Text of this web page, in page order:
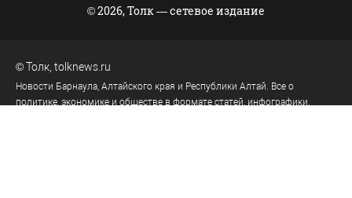
© 2026, Толк — сетевое издание
©Толк tolknews.ru
Новости Барнаула, Алтайского края и Республики Алтай. Все о
политике, экономике и обществе в формате статей, инфографики,